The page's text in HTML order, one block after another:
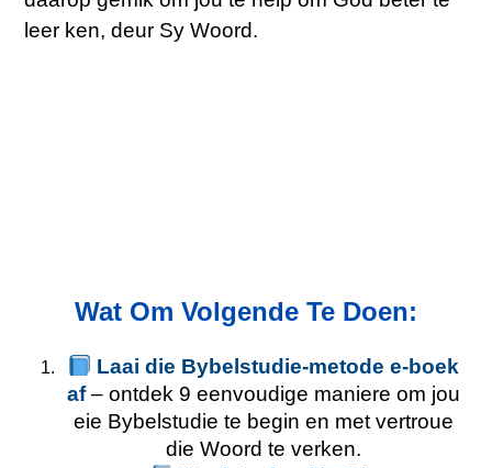
leer ken, deur Sy Woord.
Wat Om Volgende Te Doen:
Laai die Bybelstudie-metode e-boek
af – ontdek 9 eenvoudige maniere om jou
eie Bybelstudie te begin en met vertroue
die Woord te verken.